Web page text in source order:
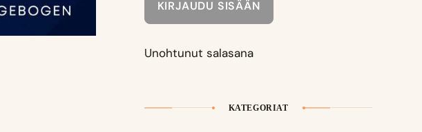
Unohtunut salasana
KATEGORIAT